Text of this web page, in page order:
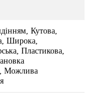
Кутова,
Широка,
Пластикова,
Можлива